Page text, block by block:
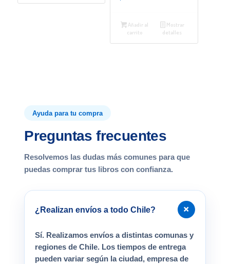
Añadir al
carrito
Mostrar
detalles
Ayuda para tu compra
Preguntas frecuentes
Resolvemos las dudas más comunes para que
puedas comprar tus libros con confianza.
¿Realizan envíos a todo Chile? +
Sí. Realizamos envíos a distintas comunas y
regiones de Chile. Los tiempos de entrega
pueden variar según la ciudad, empresa de